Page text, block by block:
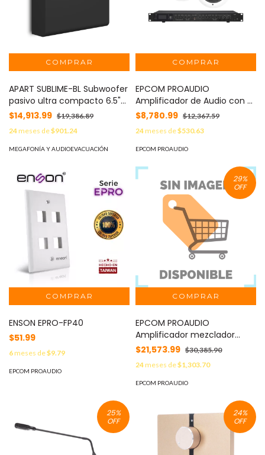
APART SUBLIME-BL Subwoofer
pasivo ultra compacto 6.5"
doble bobina color negro
$14,913.99 $19,386.89
24meses de$901.24
MEGAFONÍA Y AUDIOEVACUACIÓN
EPCOM PROAUDIO
Amplificador de Audio con 2
Bocinas SP6 | 2 x 60W | Baja
Impedancia 4 - 8Ω |
Reproductor Bluetooth, USB,
SD | Efectos Integrados
EP2060W/2CS
$8,780.99 $12,367.59
24meses de$530.63
EPCOM PROAUDIO
ENSON EPRO-FP40
$51.99
6meses de$9.79
EPCOM PROAUDIO
29%
OFF
EPCOM PROAUDIO
Amplificador mezclador
digital de matriz de 4
canales MOD: SF-4240UC
$21,573.99 $30,385.90
24meses de$1,303.70
EPCOM PROAUDIO
25%
OFF
24%
OFF